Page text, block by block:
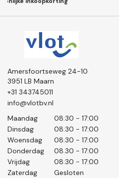
Amersfoortseweg 24-10
3951 LB Maarn
+31 343745011
info@vlotbv.nl
Maandag
08:30 - 17:00
Dinsdag
08:30 - 17:00
Woensdag
08:30 - 17:00
Donderdag
08.30 - 17:00
Vrijdag
08:30 - 17:00
Zaterdag
Gesloten